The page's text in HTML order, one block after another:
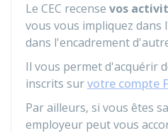
Le CEC recense vos
vous vous impliquez
dans l'encadrement
Il vous permet d'acquérir
inscrits survotre compte
Par ailleurs, si vous êtes
employeur peut vous